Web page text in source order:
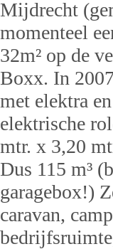
Mijdrecht
momenteel
32m² op de
Boxx. In
met elektra
elektrische
mtr. x 3,20
Dus 115 m³
garagebox!)
caravan,